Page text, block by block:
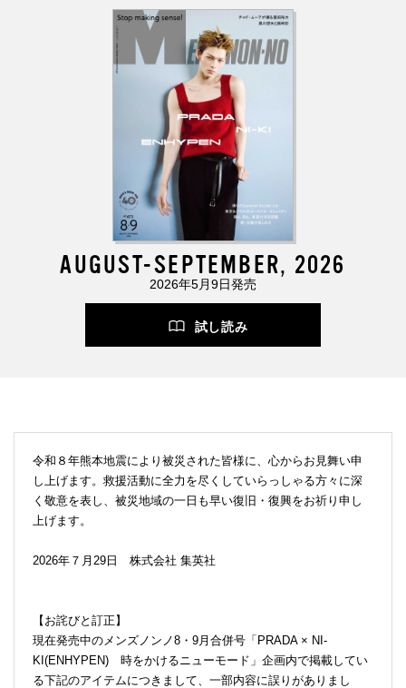
AUGUST-SEPTEMBER, 2026
2026年5月9日発売
試し読み
令和８年熊本地震により被災された皆様に、心からお見舞い申
し上げます。救援活動に全力を尽くしていらっしゃる方々に深
く敬意を表し、被災地域の一日も早い復旧・復興をお祈り申し
上げます。
2026年７月29日 株式会社 集英社
【お詫びと訂正】
現在発売中のメンズノンノ8・9月合併号「PRADA × NI-
KI(ENHYPEN) 時をかけるニューモード」企画内で掲載してい
る下記のアイテムにつきまして、一部内容に誤りがありまし